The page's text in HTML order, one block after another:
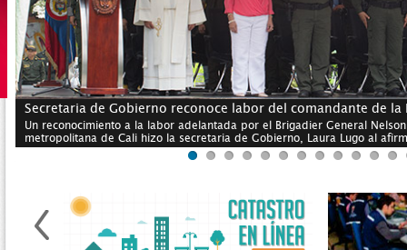
Secretaria de Gobierno reconoce labor del comandante de
Un reconocimiento a la labor adelantada por el Brigadier General
metropolitana de Cali hizo la secretaria de Gobierno, Laura Lugo al